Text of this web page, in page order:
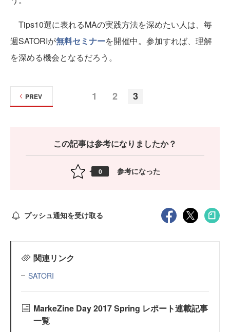
Tips10選に表れるMAの実践方法を深めたい人は、毎
週SATORIが無料セミナーを開催中。参加すれば、理解
を深める機会となるだろう。
1 2 3
PREV
この記事は参考になりましたか？
0 参考になった
プッシュ通知を受け取る
関連リンク
SATORI
MarkeZine Day 2017 Spring レポート連載記事
一覧